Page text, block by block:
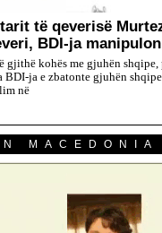
të qeverisë
BDI-ja manipulon
gjithë kohës me gjuhën
BDI-ja e zbatonte gjuhën
në
MACEDONIA